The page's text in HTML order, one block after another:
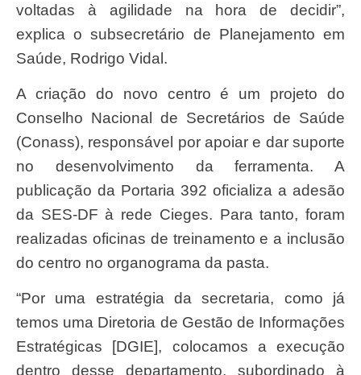
voltadas à agilidade na hora de decidir”,
explica o subsecretário de Planejamento em
Saúde, Rodrigo Vidal.
A criação do novo centro é um projeto do
Conselho Nacional de Secretários de Saúde
(Conass), responsável por apoiar e dar suporte
no desenvolvimento da ferramenta. A
publicação da Portaria 392 oficializa a adesão
da SES-DF à rede Cieges. Para tanto, foram
realizadas oficinas de treinamento e a inclusão
do centro no organograma da pasta.
“Por uma estratégia da secretaria, como já
temos uma Diretoria de Gestão de Informações
Estratégicas [DGIE], colocamos a execução
dentro desse departamento, subordinado à